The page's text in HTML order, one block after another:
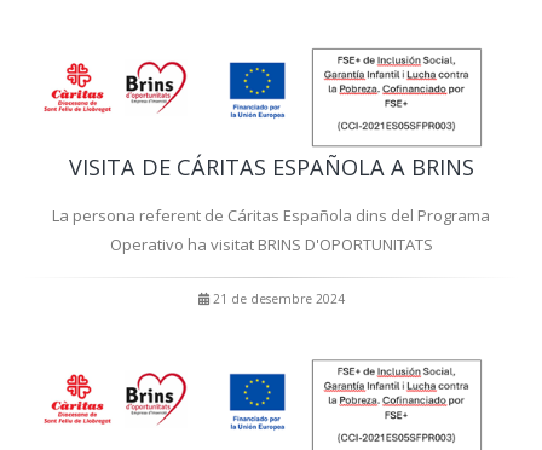
VISITA DE CÁRITAS ESPAÑOLA A BRINS
La persona referent de Cáritas Española dins del Programa
Operativo ha visitat BRINS D'OPORTUNITATS
21 de desembre 2024